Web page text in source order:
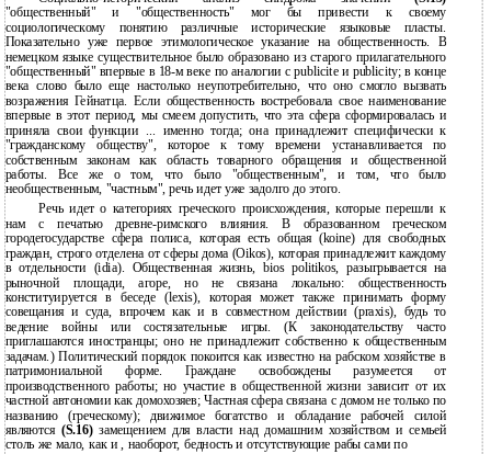
"общественный" и "общественность" мог бы привести к своему
социологическому понятию различные исторические языковые пласты.
Показательно уже первое этимологическое указание на общественность. В
немецком языке существительное было образовано из старого прилагательного
"общественный" впервые в 18-м веке по аналогии с publicite и publicity; в конце
века слово было еще настолько неупотребительно, что оно смогло вызвать
возражения Гейнатца. Если общественность востребовала свое наименование
впервые в этот период, мы смеем допустить, что эта сфера сформировалась и
приняла свои функции ... именно тогда; она принадлежит специфически к
"гражданскому обществу", которое к тому времени устанавливается по
собственным законам как область товарного обращения и общественной
работы. Все же о том, что было "общественным", и том, что было
необщественным, "частным", речь идет уже задолго до этого.
Речь идет о категориях греческого происхождения, которые перешли к
нам с печатью древне-римского влияния. В образованном греческом
городегосударстве сфера полиса, которая есть общая (koine) для свободных
граждан, строго отделена от сферы дома (Oikos), которая принадлежит каждому
в отдельности (idia). Общественная жизнь, bios politikos, разыгрывается на
рыночной площади, агоре, но не связана локально: общественность
конституируется в беседе (lexis), которая может также принимать форму
совещания и суда, впрочем как и в совместном действии (praxis), будь то
ведение войны или состязательные игры. (К законодательству часто
приглашаются иностранцы; оно не принадлежит собственно к общественным
задачам.) Политический порядок покоится как известно на рабском хозяйстве в
патримониальной форме. Граждане освобождены разумеется от
производственного работы; но участие в общественной жизни зависит от их
частной автономии как домохозяев; Частная сфера связана с домом не только по
названию (греческому); движимое богатство и обладание рабочей силой
являются (S.16)замещением для власти над домашним хозяйством и семьей
столь же мало, как и , наоборот, бедность и отсутствующие рабы сами по